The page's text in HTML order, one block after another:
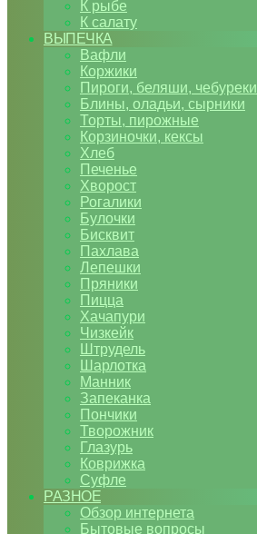
К рыбе
К салату
ВЫПЕЧКА
Вафли
Коржики
Пироги, беляши, чебуреки
Блины, оладьи, сырники
Торты, пирожные
Корзиночки, кексы
Хлеб
Печенье
Хворост
Рогалики
Булочки
Бисквит
Пахлава
Лепешки
Пряники
Пицца
Хачапури
Чизкейк
Штрудель
Шарлотка
Манник
Запеканка
Пончики
Творожник
Глазурь
Коврижка
Суфле
РАЗНОЕ
Обзор интернета
Бытовые вопросы